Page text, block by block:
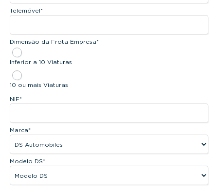
Telemóvel*
Dimensão da Frota Empresa*
Inferior a 10 Viaturas
10 ou mais Viaturas
NIF*
Marca*
Modelo DS*